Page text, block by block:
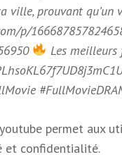
ville, prouvant
p/
Les
permet aux
et confidentialité.